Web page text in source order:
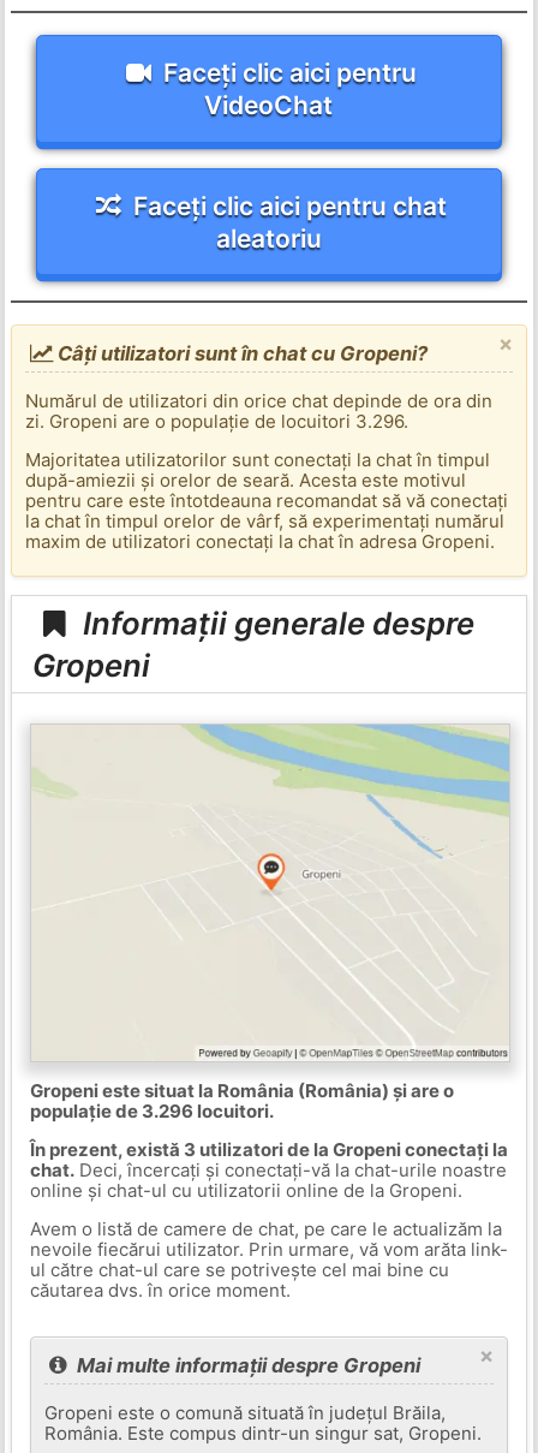
Faceți clic aici pentru
VideoChat
Faceți clic aici pentru chat
aleatoriu
×
Câți utilizatori sunt în chat cu Gropeni?
Numărul de utilizatori din orice chat depinde de ora din
zi. Gropeni are o populație de locuitori 3.296.
Majoritatea utilizatorilor sunt conectați la chat în timpul
după-amiezii și orelor de seară. Acesta este motivul
pentru care este întotdeauna recomandat să vă conectați
la chat în timpul orelor de vârf, să experimentați numărul
maxim de utilizatori conectați la chat în adresa Gropeni.
Informații generale despre
Gropeni
Gropeni este situat la România (România) și are o
populație de 3.296 locuitori.
În prezent, există 3 utilizatori de la Gropeni conectați la
chat.Deci, încercați și conectați-vă la chat-urile noastre
online și chat-ul cu utilizatorii online de la Gropeni.
Avem o listă de camere de chat, pe care le actualizăm la
nevoile fiecărui utilizator. Prin urmare, vă vom arăta link-
ul către chat-ul care se potrivește cel mai bine cu
căutarea dvs. în orice moment.
×
Mai multe informații despre Gropeni
Gropeni este o comună situată în județul Brăila,
România. Este compus dintr-un singur sat, Gropeni.